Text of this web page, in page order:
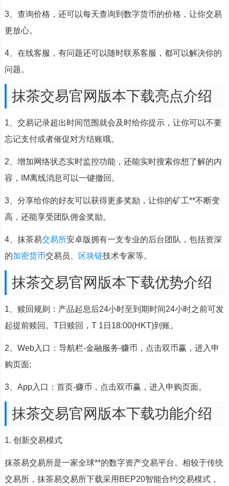
3、查询价格，还可以每天查询到数字货币的价格，让你交易
更放心。
4、在线客服，有问题还可以随时联系客服，都可以解决你的
问题。
抹茶交易官网版本下载亮点介绍
1、交易记录超出时间范围就会及时给你提示，让你可以不要
忘记支付或者催促对方结账哦。
2、增加网络状态实时监控功能，还能实时搜索你想了解的内
容，IM离线消息可以一键撤回。
3、分享给你的好友可以获得更多奖励，让你的矿工**不断变
高，还能享受团队佣金奖励。
4、抹茶易交易所安卓版拥有一支专业的后台团队，包括资深
的加密货币交易员、 区块链技术专家等。
抹茶交易官网版本下载优势介绍
1、赎回规则：产品起息后24小时至到期时间24小时之前可发
起提前赎回。T日赎回，T 1日18:00(HKT)到账。
2、Web入口：导航栏-金融服务-赚币，点击双币赢，进入申
购页面;
3、App入口：首页-赚币，点击双币赢，进入申购页面。
抹茶交易官网版本下载功能介绍
1. 创新交易模式
抹茶易交易所是一家全球**的数字资产交易平台。相较于传统
交易所，抹茶易交易所下载采用BEP20智能合约交易模式，